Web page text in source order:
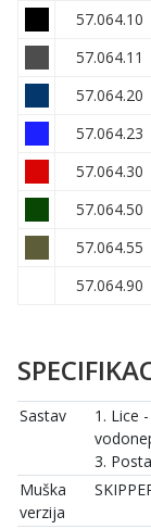
57.064.10
57.064.11
57.064.20
57.064.23
57.064.30
57.064.50
57.064.55
57.064.90
Sastav
1. Lice
3.
Muška
verzija